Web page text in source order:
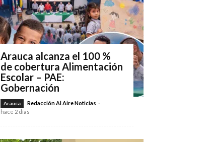
Arauca alcanza el 100 %
de cobertura Alimentación
Escolar – PAE:
Gobernación
Arauca Redacción Al Aire Noticias -
hace 2 días